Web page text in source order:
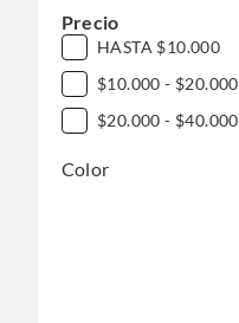
Precio
HASTA $10.000
$10.000 - $20.000
$20.000 - $40.000
Color